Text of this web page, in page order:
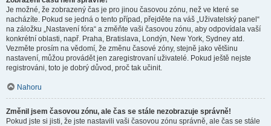
Je možné, že zobrazený čas je pro jinou časovou zónu, než ve které se
nacházíte. Pokud se jedná o tento případ, přejděte na váš „Uživatelský panel“
na záložku „Nastavení fóra“ a změňte vaši časovou zónu, aby odpovídala vaší
konkrétní oblasti, např. Praha, Bratislava, Londýn, New York, Sydney atd.
Vezměte prosím na vědomí, že změnu časové zóny, stejně jako většinu
nastavení, můžou provádět jen zaregistrovaní uživatelé. Pokud ještě nejste
registrováni, toto je dobrý důvod, proč tak učinit.
Nahoru
Změnil jsem časovou zónu, ale čas se stále nezobrazuje správně!
Pokud jste si jisti, že jste nastavili vaši časovou zónu správně, ale čas se stále